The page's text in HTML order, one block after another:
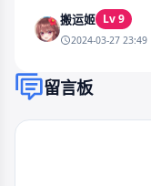
搬运姬 Lv 9
2024-03-27 23:49
留言板